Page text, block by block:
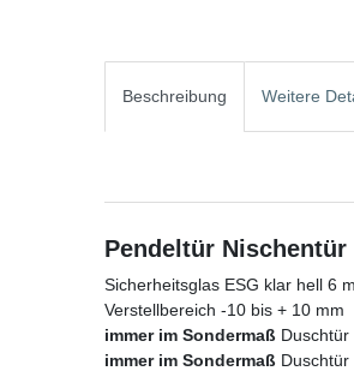
Beschreibung Weitere
Pendeltür Nischentür
Sicherheitsglas ESG klar hell 6
Verstellbereich -10 bis + 10 mm
immer im Sondermaß Duschtür
immer im Sondermaß